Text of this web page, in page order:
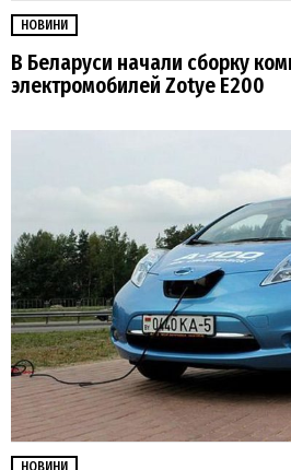
НОВИНИ
В Беларуси начали сборку
электромобилей Zotye E200
НОВИНИ